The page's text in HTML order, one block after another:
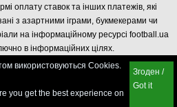
оплату ставок та інших платежів, які
з азартними іграми, букмекерами чи
на інформаційному ресурсі football.ua
в інформаційних цілях.
використовуються Cookies.
you get the best experience on
Згоден /
Got it